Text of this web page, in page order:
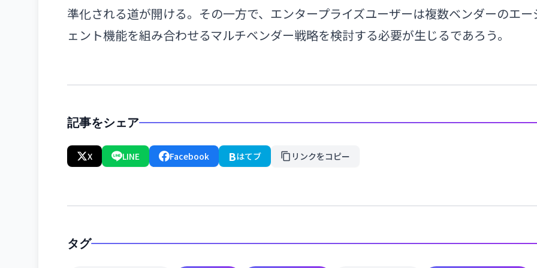
準化される道が開ける。その一方で、エンタープライズユーザーは複数ベンダーのエー
ェント機能を組み合わせるマルチベンダー戦略を検討する必要が生じるであろう。
記事をシェア
X LINE Facebook Bはてブ リンクをコピー
タグ